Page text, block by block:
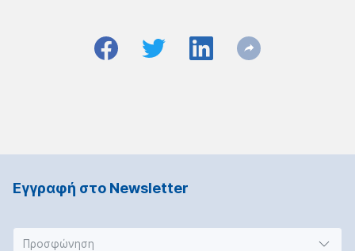
Εγγραφή στο Νewsletter
Προσφώνηση